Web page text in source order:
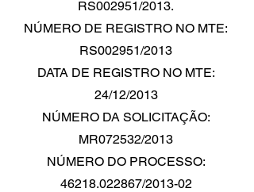
RS002951/2013.
NÚMERO DE REGISTRO NO MTE:
RS002951/2013
DATA DE REGISTRO NO MTE:
24/12/2013
NÚMERO DA SOLICITAÇÃO:
MR072532/2013
NÚMERO DO PROCESSO:
46218.022867/2013-02